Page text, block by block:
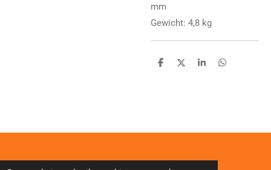
mm
Gewicht: 4,8 kg
D
D
S
D